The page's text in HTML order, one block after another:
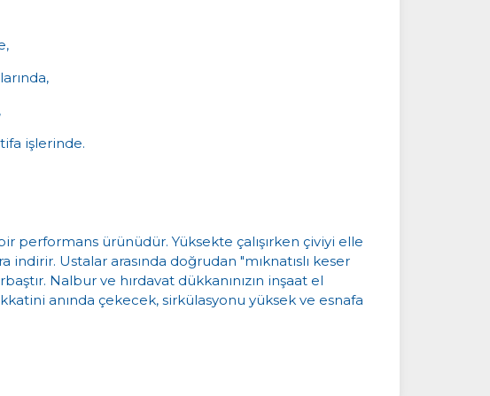
işlerinde.
bir performans ürünüdür. Yüksekte çalışırken çiviyi elle
indirir. Ustalar arasında doğrudan "mıknatıslı keser
Nalbur ve hırdavat dükkanınızın inşaat el
anında çekecek, sirkülasyonu yüksek ve esnafa